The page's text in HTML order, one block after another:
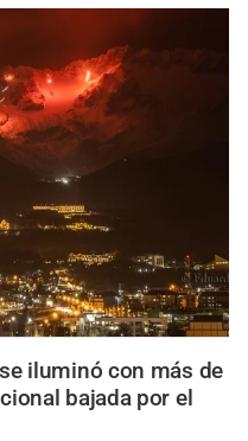
iluminó con más de
bajada por el